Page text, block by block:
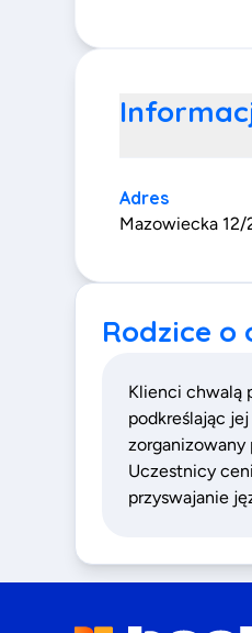
Adres
Mazowiecka
Rodzice
Klienci chwalą
podkreślając
zorganizowany
Uczestnicy
przyswajanie